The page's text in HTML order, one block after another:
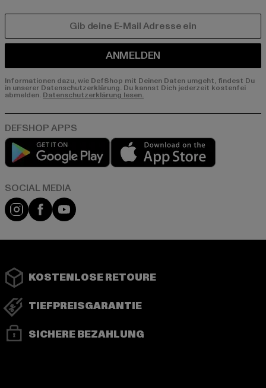
ANMELDEN
Informationen dazu, wie DefShop mit Deinen Daten umgeht, findest Du
in unserer Datenschutzerklärung. Du kannst Dich jederzeit kostenfei
abmelden. Datenschutzerklärung lesen.
Play market
Instagram
FacebookYouTube
KOSTENLOSE RETOURE
TIEFPREISGARANTIE
SICHERE BEZAHLUNG